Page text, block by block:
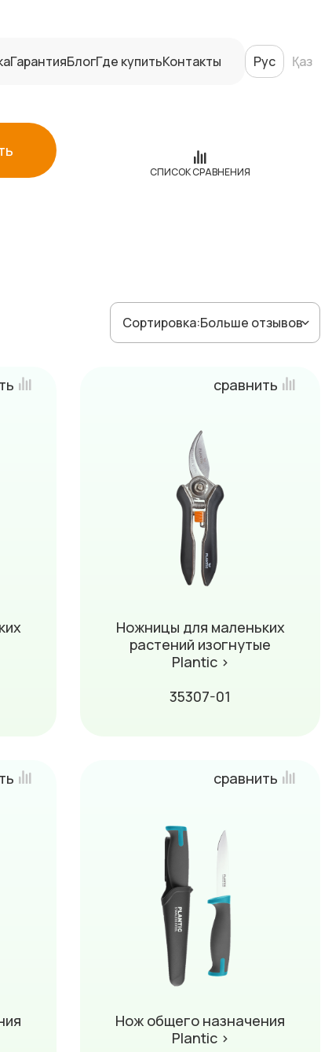
ГарантияБлогГде купитьКонтакты Рус Қаз
СПИСОК СРАВНЕНИЯ
Сортировка:Больше отзывов
сравнить
Ножницы для маленьких
растений изогнутые
Plantic ›
35307-01
сравнить
Нож общего назначения
Plantic ›